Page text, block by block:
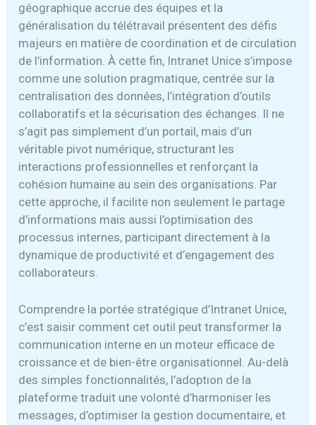
géographique accrue des équipes et la
généralisation du télétravail présentent des défis
majeurs en matière de coordination et de circulation
de l’information. À cette fin, Intranet Unice s’impose
comme une solution pragmatique, centrée sur la
centralisation des données, l’intégration d’outils
collaboratifs et la sécurisation des échanges. Il ne
s’agit pas simplement d’un portail, mais d’un
véritable pivot numérique, structurant les
interactions professionnelles et renforçant la
cohésion humaine au sein des organisations. Par
cette approche, il facilite non seulement le partage
d’informations mais aussi l’optimisation des
processus internes, participant directement à la
dynamique de productivité et d’engagement des
collaborateurs.
Comprendre la portée stratégique d’Intranet Unice,
c’est saisir comment cet outil peut transformer la
communication interne en un moteur efficace de
croissance et de bien-être organisationnel. Au-delà
des simples fonctionnalités, l’adoption de la
plateforme traduit une volonté d’harmoniser les
messages, d’optimiser la gestion documentaire, et